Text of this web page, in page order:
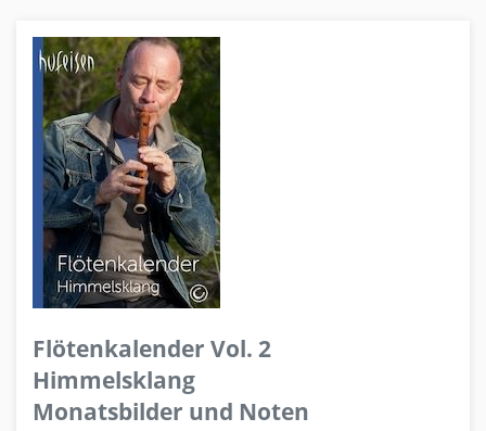
Flötenkalender Vol. 2
Himmelsklang
Monatsbilder und Noten